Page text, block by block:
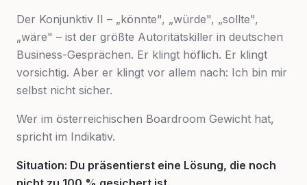
Der Konjunktiv II – „könnte", „würde", „sollte",
„wäre" – ist der größte Autoritätskiller in deutschen
Business-Gesprächen. Er klingt höflich. Er klingt
vorsichtig. Aber er klingt vor allem nach: Ich bin mir
selbst nicht sicher.
Wer im österreichischen Boardroom Gewicht hat,
spricht im Indikativ.
Situation: Du präsentierst eine Lösung, die noch